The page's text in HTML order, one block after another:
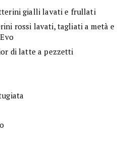
gialli lavati e frullati
rossi lavati, tagliati a metà e
di latte a pezzetti